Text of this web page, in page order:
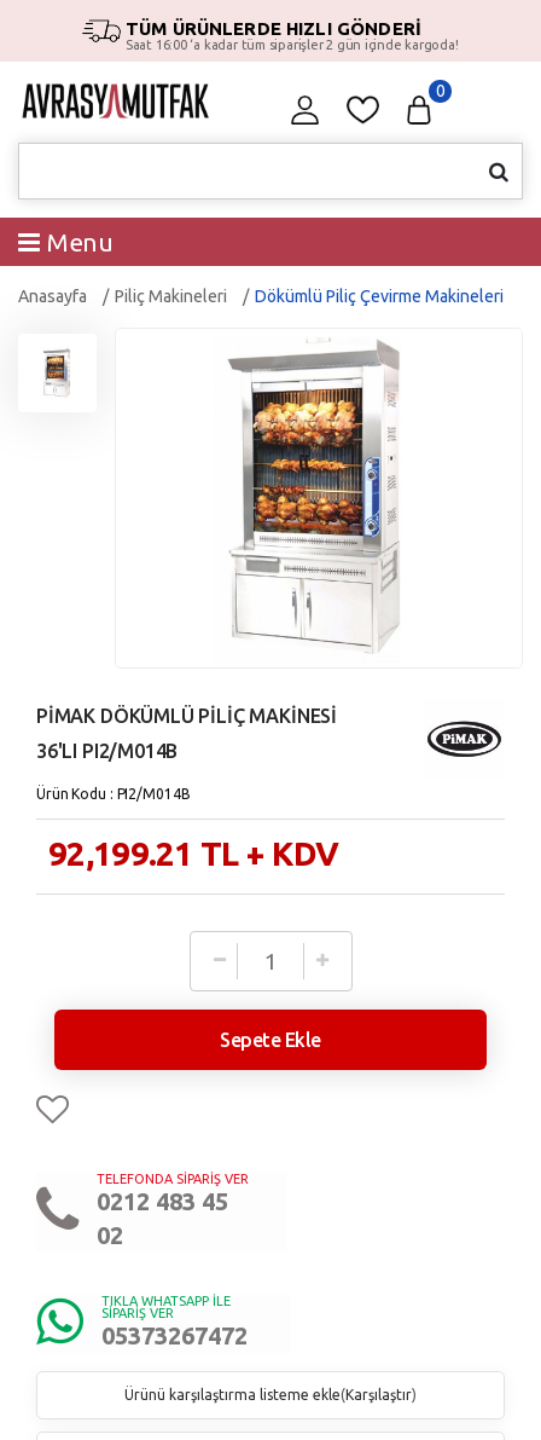
TÜM ÜRÜNLERDE HIZLI GÖNDERİ
Saat 16:00 ‘a kadar tüm siparişler 2 gün içinde kargoda!
0
Menu
Anasayfa Piliç Makineleri Dökümlü Piliç Çevirme Makineleri
PİMAK DÖKÜMLÜ PİLİÇ MAKİNESİ
36'LI PI2/M014B
Ürün Kodu : PI2/M014B
92,199.21 TL + KDV
TELEFONDA SİPARİŞ VER
0212 483 45
02
TIKLA WHATSAPP İLE
SİPARİŞ VER
05373267472
Sepete Ekle
Ürünü karşılaştırma listeme ekle(Karşılaştır)